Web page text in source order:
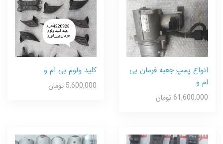
انواع پمپ جعبه فرمان بی
ام و
61,600,000 تومان
کلید ولوم بی ام و
5,600,000 تومان